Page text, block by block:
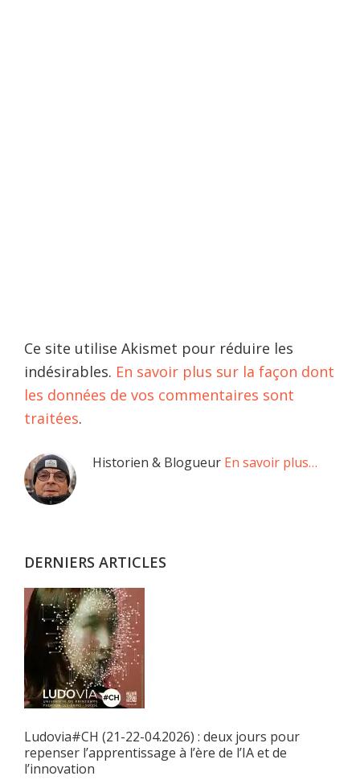
Ce site utilise Akismet pour réduire les
indésirables. En savoir plus sur la façon dont
les données de vos commentaires sont
traitées.
Barre
latérale
Historien & Blogueur En savoir plus…
DERNIERS ARTICLES
Ludovia#CH (21-22-04.2026) : deux jours pour
repenser l’apprentissage à l’ère de l’IA et de
l’innovation